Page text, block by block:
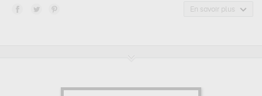
Voilles appartenait au style artistique ecole française. Il a été
Jean Voilles est notamment connu pour les œuvres suivantes :
dijon, france pour pouvoir admirer l'une de ses œuvres. Les œuvres
En savoir plus